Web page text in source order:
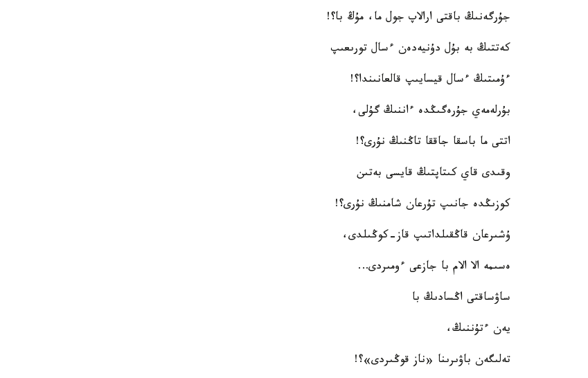
جۇرگەنىڭ باقتى ارالاپ جول ما، مۇڭ با؟!
كەتتىڭ بە بۇل دۇنيەدەن ءسال تورىعىپ
ءۇمىتىڭ ءسال قيسايىپ قالعانىندا؟!
بۇرلەمەي جۇرەگىڭدە ءاننىڭ گۇلى،
اتتى ما باسقا جاققا تاڭنىڭ نۇرى؟!
وقىدى قاي كىتاپتىڭ قايسى بەتىن
كوزىڭدە جانىپ تۇرعان شامنىڭ نۇرى؟!
ۇشىرعان قاڭقىلداتىپ قاز-كوڭىلدى،
ەسىمە الا الام با جازعى ءومىردى…
ساۋساقتى اڭسادىڭ با
يەن ءتۇننىڭ،
تەلىگەن باۋىرىنا «ناز قوڭىردى»؟!